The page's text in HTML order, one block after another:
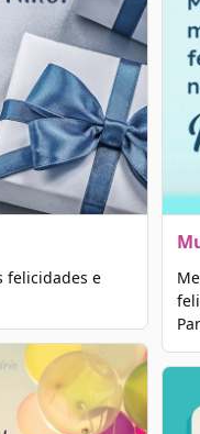
felicidades e